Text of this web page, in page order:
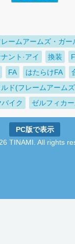
レームアームズ・ガー
ント·アイ 換装
FA はたらけFA
ド(フレームアーム
イク ゼルフィカ
PC版で表示
TINAMI. All rights